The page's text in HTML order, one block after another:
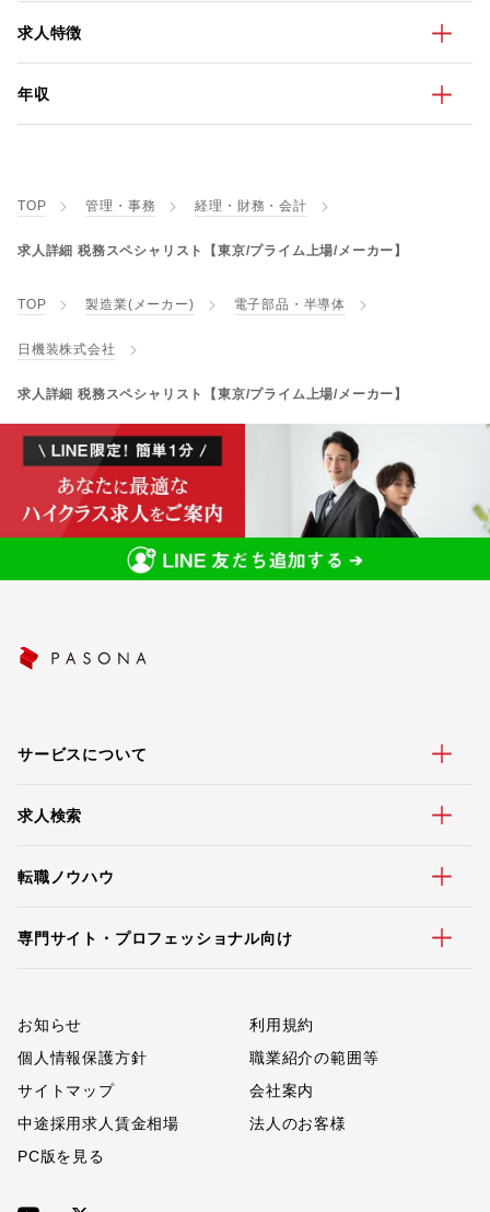
求人特徴
年収
TOP 管理・事務 経理・財務・会計
求人詳細 税務スペシャリスト【東京/プライム上場/メーカー】
TOP 製造業(メーカー) 電子部品・半導体
日機装株式会社
求人詳細 税務スペシャリスト【東京/プライム上場/メーカー】
サービスについて
求人検索
転職ノウハウ
専門サイト・プロフェッショナル向け
お知らせ
利用規約
個人情報保護方針
職業紹介の範囲等
サイトマップ
会社案内
中途採用求人賃金相場
法人のお客様
PC版を見る